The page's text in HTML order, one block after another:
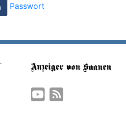
Passwort